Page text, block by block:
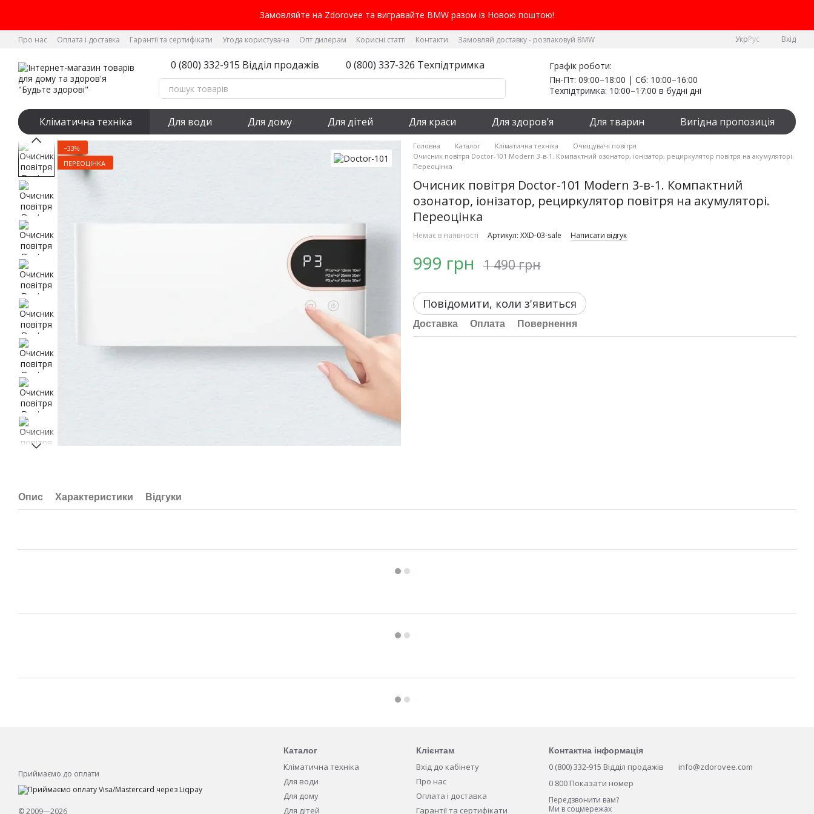
Замовляйте на Zdorovee та вигравайте BMW разом із Новою поштою!
Про нас Оплата і доставка Гарантії та сертифікати Угода користувача Опт дилерам Корисні статті Контакти Замовляй доставку - розпаковуй BMW УкрРус Вхід
0 (800) 332-915 Відділ продажів 0 (800) 337-326 Техпідтримка
Графік роботи:
Пн-Пт: 09:00–18:00 | Сб: 10:00–16:00
Техпідтримка: 10:00–17:00 в будні дні
Кліматична техніка Для води Для дому Для дітей Для краси Для здоров’я Для тварин Вигідна пропозиція
−33%
ПЕРЕОЦІНКА
Головна Каталог Кліматична техніка
Очищувачі повітря
Очисник повітря Doctor-101 Modern 3-в-1. Компактний озонатор, іонізатор, рециркулятор повітря на акумуляторі.
Переоцінка
Очисник повітря Doctor-101 Modern 3-в-1. Компактний
озонатор, іонізатор, рециркулятор повітря на акумуляторі.
Переоцінка
Немає в наявності Артикул: XXD-03-sale Написати відгук
999 грн 1 490 грн
Повідомити, коли з'явиться
Доставка Оплата Повернення
Опис Характеристики Відгуки
Приймаємо до оплати
© 2009—2026
Каталог
Кліматична техніка
Для води
Для дому
Для дітей
Клієнтам
Вхід до кабінету
Про нас
Оплата і доставка
Гарантії та сертифікати
Контактна інформація
0 (800) 332-915 Відділ продажів
0 800 Показати номер
Передзвонити вам?
info@zdorovee.com
Ми в соцмережах